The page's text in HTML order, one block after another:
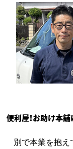
便利屋！お助け本舗
別で本業を抱